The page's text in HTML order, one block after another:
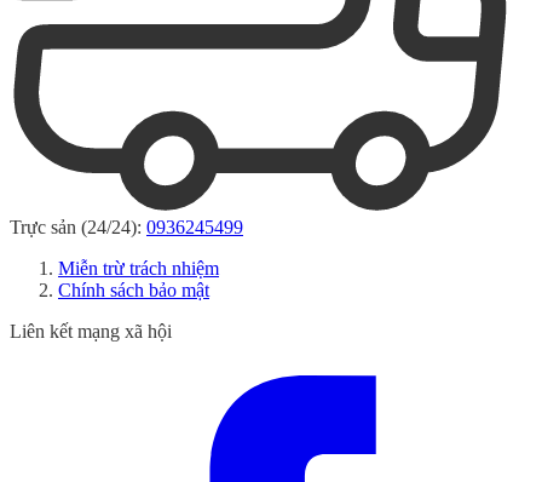
Trực sản (24/24): 0936245499
Miễn trừ trách nhiệm
Chính sách bảo mật
Liên kết mạng xã hội